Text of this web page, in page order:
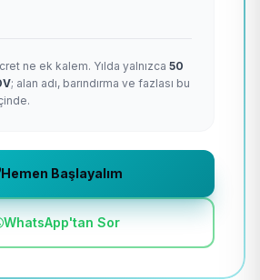
ne ek kalem. Yılda yalnızca 50
; alan adı, barındırma ve fazlası bu
Hemen Başlayalım
WhatsApp'tan Sor